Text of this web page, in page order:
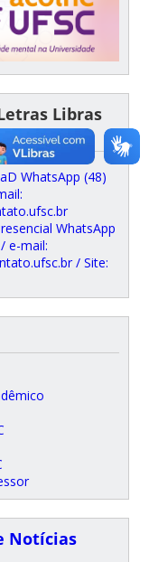
Libras
WhatsApp (48)
WhatsApp
e-mail:
/ Site:
Notícias